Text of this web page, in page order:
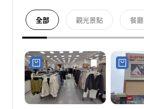
全部 觀光景點 餐廳